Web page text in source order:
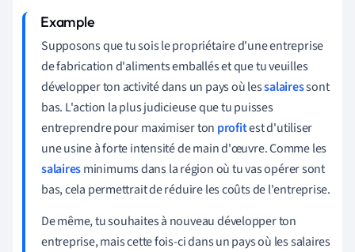
Supposons que tu sois le propriétaire d'une entreprise
de fabrication d'aliments emballés et que tu veuilles
développer ton activité dans un pays où lessalairessont
bas. L'action la plus judicieuse que tu puisses
entreprendre pour maximiser ton profitest d'utiliser
une usine à forte intensité de main d'œuvre. Comme les
salairesminimums dans la région où tu vas opérer sont
bas, cela permettrait de réduire les coûts de l'entreprise.
De même, tu souhaites à nouveau développer ton
entreprise, mais cette fois-ci dans un pays où les salaires